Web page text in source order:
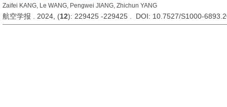
Zaifei KANG, Le WANG, Pengwei JIANG, Zhichun YANG
航空学报 . 2024, (12): 229425 -229425 . DOI: 10.7527/S1000-